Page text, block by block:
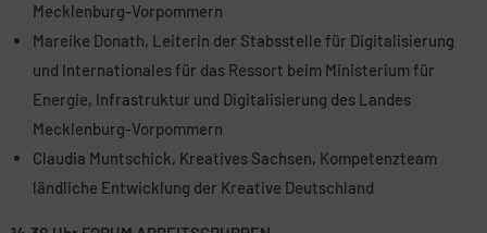
Mecklenburg-Vorpommern
Mareike Donath, Leiterin der Stabsstelle für Digitalisierung
und Internationales für das Ressort beim Ministerium für
Energie, Infrastruktur und Digitalisierung des Landes
Mecklenburg-Vorpommern
Claudia Muntschick, Kreatives Sachsen, Kompetenzteam
ländliche Entwicklung der Kreative Deutschland